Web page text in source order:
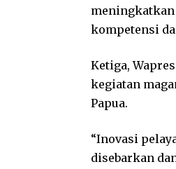
meningkatkan
kompetensi
Ketiga,
kegiatan
Papua.
“Inovasi
disebarkan